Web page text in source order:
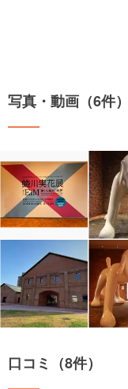
写真・動画（6件）
口コミ（8件）